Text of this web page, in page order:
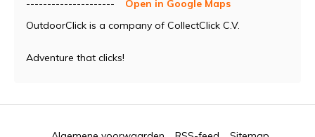
---------------------
Open in Google Maps
OutdoorClick is a company of CollectClick C.V.
Adventure that clicks!